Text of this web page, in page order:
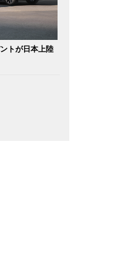
トが日本上陸